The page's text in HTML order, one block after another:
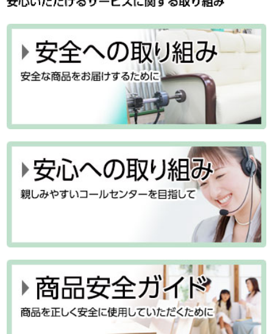
沿革
組織図
事業内容
所在地
経営方針
財務・業績
株式情報
サステナビリティ TOP
サステナビリティ宣言
重要課題（マテリアリティ）
環境
ガバナンス
スポーツ振興（ベルーナドーム）
採用情報 TOP
新卒採用
キャリア採用